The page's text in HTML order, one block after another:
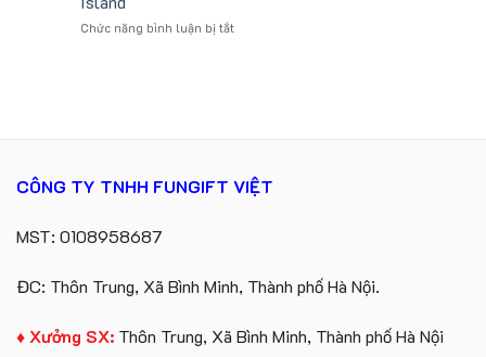
logo
ô
theo
yêu
Chức năng bình luận bị tắtở
Vinhomes
Royal
CÔNG TY TNHH FUNGIFT VIỆT
MST: 0108958687
ĐC: Thôn Trung, Xã Bình Minh, Thành phố Hà Nội.
♦ Xưởng SX: Thôn Trung, Xã Bình Minh, Thành phố Hà Nội